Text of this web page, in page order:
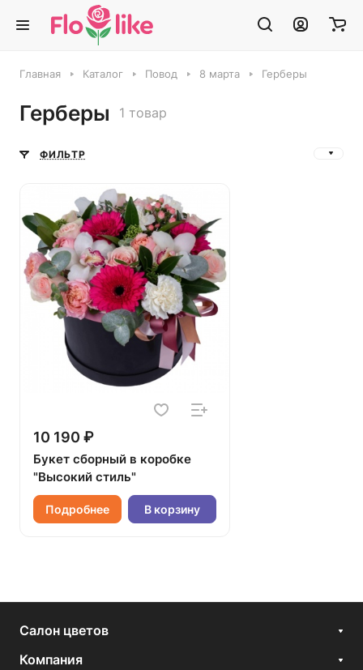
Главная Каталог Повод 8 марта Герберы
Герберы 1 товар
ФИЛЬТР
10 190 ₽
Букет сборный в коробке
"Высокий стиль"
Подробнее В корзину
Салон цветов
Компания